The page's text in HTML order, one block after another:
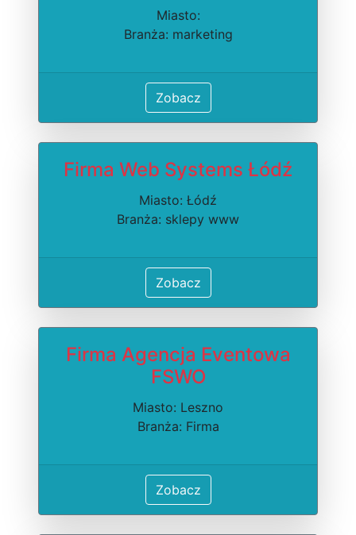
Miasto:
Branża: marketing
Zobacz
Firma Web Systems Łódź
Miasto: Łódź
Branża: sklepy www
Zobacz
Firma Agencja Eventowa
FSWO
Miasto: Leszno
Branża: Firma
Zobacz